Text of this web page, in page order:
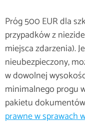
Próg 500 EUR dla
przypadków z
miejsca zdarzenia).
nieubezpieczony,
w dowolnej
minimalnego progu
pakietu
prawne w sprawach